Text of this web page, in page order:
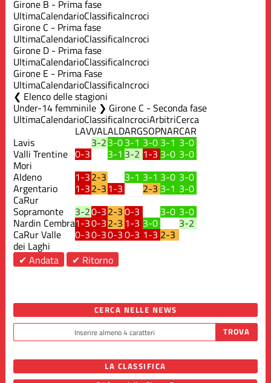
Girone B - Prima fase
UltimaCalendarioClassificaIncroci
Girone C - Prima fase
UltimaCalendarioClassificaIncroci
Girone D - Prima fase
UltimaCalendarioClassificaIncroci
Girone E - Prima Fase
UltimaCalendarioClassificaIncroci
Elenco delle stagioni
Under-14 femminile ❯ Girone C - Seconda fase
UltimaCalendarioClassificaIncrociArbitriCerca
LAVVALALDARGSOPNARCAR
Lavis 3-23-03-1 3-0 3-1 3-0
Valli Trentine
Mori
0-3 3-1 3-2 1-3 3-0 3-0
Aldeno
1-32-3 3-1 3-1 3-0 3-0
Argentario
CaRur
1-32-3 1-3 2-3 3-1 3-0
Sopramonte
3-20-32-30-3 3-0 3-0
Nardin Cembra1-30-32-3 1-3 3-0 3-2
CaRur Valle
dei Laghi
0-30-30-30-3 1-3 2-3
✔ Andata
✔ Ritorno
CERCA NELLE NEWS
LA CLASSIFICA